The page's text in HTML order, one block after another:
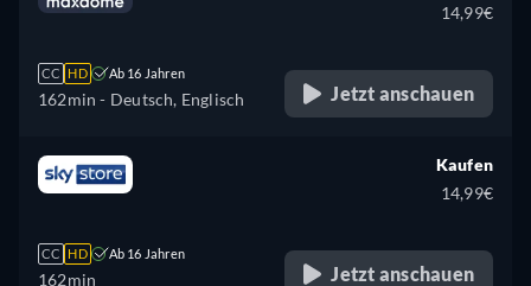
Ungarisch, Italienisch,
CC HD Ab 16 Jahren
162min - Deutsch, Englisch
14,99€
Jetzt anschauen
CC HD Ab 16 Jahren
162min
Kaufen
14,99€
Jetzt anschauen